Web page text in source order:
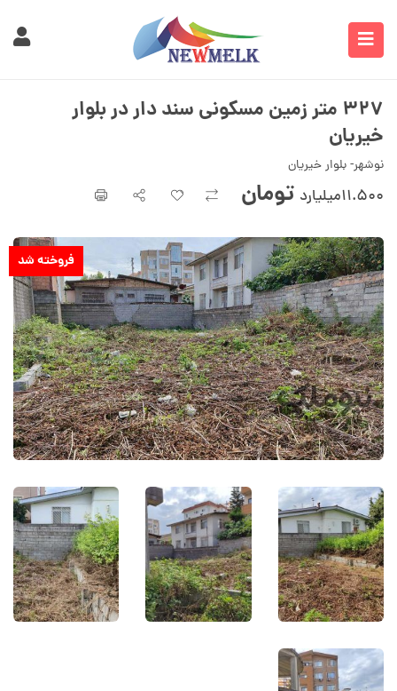
۳۲۷ متر زمین مسکونی سند دار در بلوار
خیریان
نوشهر- بلوار خیریان
۱۱.۵۰۰میلیارد تومان
فروخته شد